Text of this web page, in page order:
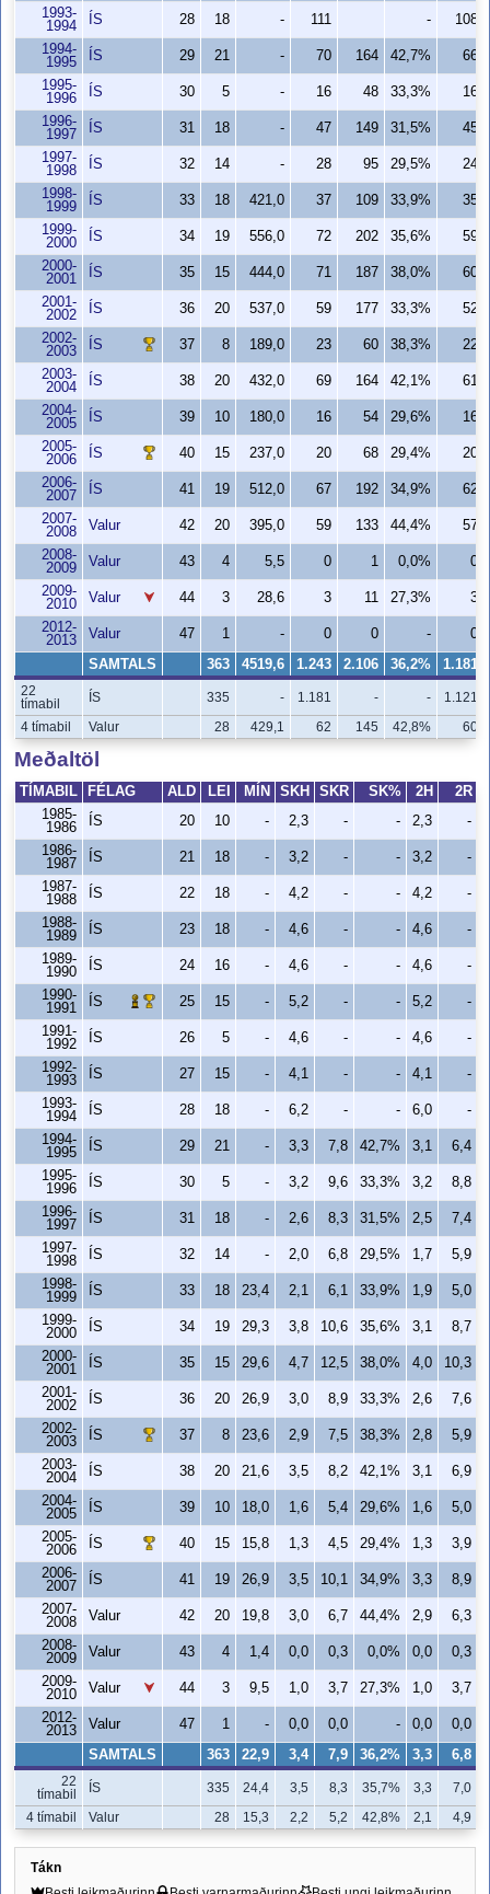
1993-
1994
ÍS 28 18 - 111 -
108
1994-
1995
ÍS 29 21 - 70 164 42,7%
66
1995-
1996
ÍS 30 5 - 16 48 33,3%
16
1996-
1997
ÍS 31 18 - 47 149 31,5%
45
1997-
1998
ÍS 32 14 - 28 95 29,5%
24
1998-
1999
ÍS 33 18 421,0 37 109 33,9%
35
1999-
2000
ÍS 34 19 556,0 72 202 35,6%
59
2000-
2001
ÍS 35 15 444,0 71 187 38,0%
60
2001-
2002
ÍS 36 20 537,0 59 177 33,3%
52
2002-
2003
ÍS 37 8 189,0 23 60 38,3%
22
2003-
2004
ÍS 38 20 432,0 69 164 42,1%
61
2004-
2005
ÍS 39 10 180,0 16 54 29,6%
16
2005-
2006
ÍS 40 15 237,0 20 68 29,4%
20
2006-
2007
ÍS 41 19 512,0 67 192 34,9%
62
2007-
2008
Valur 42 20 395,0 59 133 44,4%
57
2008-
2009
Valur 43 4 5,5 0 1 0,0%
0
2009-
2010
Valur 44 3 28,6 3 11 27,3%
3
2012-
2013
Valur 47 1 - 0 0 - 0
SAMTALS 363 4519,6 1.243 2.106 36,2% 1.181
22
tímabil
ÍS 335 - 1.181 - -
1.121
4 tímabil
Valur 28 429,1 62 145 42,8% 60
Meðaltöl
TÍMABIL FÉLAG ALD LEI MÍN SKH SKR SK% 2H
2R
1985-
1986
ÍS 20 10 - 2,3 - - 2,3
-
1986-
1987
ÍS 21 18 - 3,2 - - 3,2
-
1987-
1988
ÍS 22 18 - 4,2 - - 4,2
-
1988-
1989
ÍS 23 18 - 4,6 - - 4,6
-
1989-
1990
ÍS 24 16 - 4,6 - - 4,6
-
1990-
1991
ÍS 25 15 - 5,2 - - 5,2
-
1991-
1992
ÍS 26 5 - 4,6 - - 4,6
-
1992-
1993
ÍS 27 15 - 4,1 - - 4,1
-
1993-
1994
ÍS 28 18 - 6,2 - - 6,0
-
1994-
1995
ÍS 29 21 - 3,3 7,8 42,7% 3,1 6,4
1995-
1996
ÍS 30 5 - 3,2 9,6 33,3% 3,2 8,8
1996-
1997
ÍS 31 18 - 2,6 8,3 31,5% 2,5 7,4
1997-
1998
ÍS 32 14 - 2,0 6,8 29,5% 1,7 5,9
1998-
1999
ÍS 33 18 23,4 2,1 6,1 33,9% 1,9 5,0
1999-
2000
ÍS 34 19 29,3 3,8 10,6 35,6% 3,1 8,7
2000-
2001
ÍS 35 15 29,6 4,7 12,5 38,0% 4,0 10,3
2001-
2002
ÍS 36 20 26,9 3,0 8,9 33,3% 2,6 7,6
2002-
2003
ÍS 37 8 23,6 2,9 7,5 38,3% 2,8 5,9
2003-
2004
ÍS 38 20 21,6 3,5 8,2 42,1% 3,1 6,9
2004-
2005
ÍS 39 10 18,0 1,6 5,4 29,6% 1,6 5,0
2005-
2006
ÍS 40 15 15,8 1,3 4,5 29,4% 1,3 3,9
2006-
2007
ÍS 41 19 26,9 3,5 10,1 34,9% 3,3 8,9
2007-
2008
Valur 42 20 19,8 3,0 6,7 44,4% 2,9 6,3
2008-
2009
Valur 43 4 1,4 0,0 0,3 0,0% 0,0
0,3
2009-
2010
Valur 44 3 9,5 1,0 3,7 27,3% 1,0 3,7
2012-
2013
Valur 47 1 - 0,0 0,0 - 0,0 0,0
SAMTALS 363 22,9 3,4 7,9 36,2% 3,3 6,8
22
tímabil
ÍS 335 24,4 3,5 8,3 35,7% 3,3 7,0
4 tímabil
Valur 28 15,3 2,2 5,2 42,8% 2,1 4,9
Tákn